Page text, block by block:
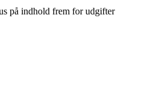
på indhold frem for udgifter